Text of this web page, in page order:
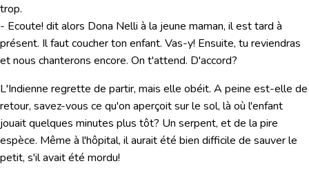
trop.
- Ecoute! dit alors Dona Nelli à la jeune maman, il est tard à
présent. Il faut coucher ton enfant. Vas-y! Ensuite, tu reviendras
et nous chanterons encore. On t'attend. D'accord?
L'Indienne regrette de partir, mais elle obéit. A peine est-elle de
retour, savez-vous ce qu'on aperçoit sur le sol, là où l'enfant
jouait quelques minutes plus tôt? Un serpent, et de la pire
espèce. Même à l'hôpital, il aurait été bien difficile de sauver le
petit, s'il avait été mordu!